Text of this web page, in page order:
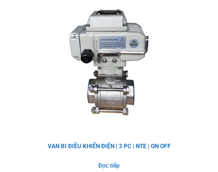
VAN BI ĐIỀU KHIỂN ĐIỆN | 3 PC | NTE | ON OFF
Đọc tiếp